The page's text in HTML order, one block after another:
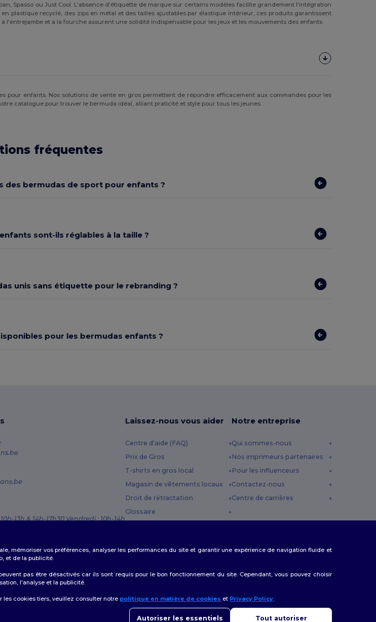
Spasso ou Just Cool. L'absence d'étiquette de marque sur certains modèles facilite grandement l'intégration
plastique recyclé, des zips en métal et des tailles ajustables par élastique intérieur, ces produits garantissent
et à la fourche assurent une solidité indispensable pour les jeux et les mouvements des enfants.
pour enfants. Nos solutions de vente en gros permettent de répondre efficacement aux commandes pour les
catalogue pour trouver le bermuda idéal, alliant praticité et style pour tous les jeunes.
fréquentes
des bermudas de sport pour enfants ?
sont-ils réglables à la taille ?
unis sans étiquette pour le rebranding ?
pour les bermudas enfants ?
13h & 14h-17h30 Vendredi : 10h-14h
Laissez-nous vous aider
Centre d'aide (FAQ)
Prix de Gros
T-shirts en gros local
Magasin de vêtements locaux
Droit de rétractation
Glossaire
Notre entreprise
Qui sommes-nous
Nos imprimeurs partenaires
Pour les influenceurs
Contactez-nous
Centre de carrières
mémoriser vos préférences, analyser les performances du site et garantir une expérience de navigation fluide et
et de la publicité.
pas être désactivés car ils sont requis pour le bon fonctionnement du site. Cependant, vous pouvez choisir
l'analyse et la publicité.
les cookies tiers, veuillez consulter notre politique en matière de cookies et Privacy Policy.
Autoriser les essentiels Tout autoriser
👋 Bonjour
Si vous avez des questions ou des préoccupations, vous pouvez nous